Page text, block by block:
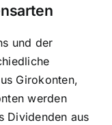
und der
Girokonten,
werden
Dividenden aus